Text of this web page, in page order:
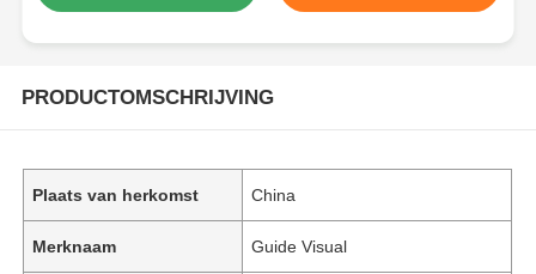
PRODUCTOMSCHRIJVING
Plaats van herkomst China
Merknaam Guide Visual